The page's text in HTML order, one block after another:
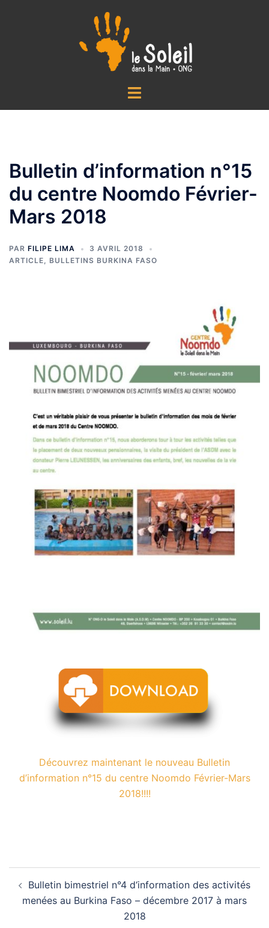
Ouvrir/fermer
Bulletin d’information n°15
du centre Noomdo Février-
Mars 2018
PAR FILIPE LIMA
3 AVRIL 2018
ARTICLE, BULLETINS BURKINA FASO
Découvrez maintenant le nouveau Bulletin
d’information n°15 du centre Noomdo Février-Mars
2018!!!!
d’article
Bulletin bimestriel n°4 d‘information des activités
menées au Burkina Faso – décembre 2017 à mars
2018